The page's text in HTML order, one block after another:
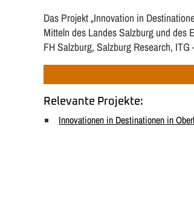
Das Projekt „Innovation in
Mitteln des Landes Salzburg und des
FH Salzburg, Salzburg Research,
Relevante Projekte:
Innovationen in Destinationen in